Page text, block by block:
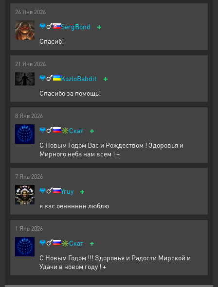
26 Янв 2026
SergBond +
Спасиб!
21 Янв 2026
KozloBabdit +
Спасибо за помощь!
8 Янв 2026
✳️Скат +
С Новым Годом Вас и Рождеством ! Здоровья и
Мирного неба нам всем ! +
7 Янв 2026
Yruy +
я вас оенннннн люблю
1 Янв 2026
✳️Скат +
С Новым Годом !!! Здоровья и Радости Мирской и
Удачи в новом году ! +